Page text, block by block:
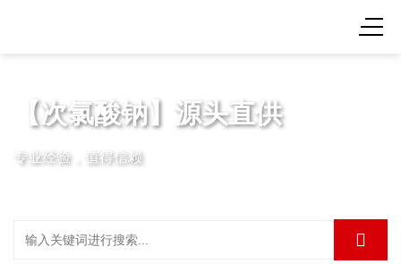
【次氯酸钠】源头直供
专业经验，值得信赖